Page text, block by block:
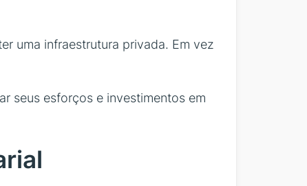
uma infraestrutura privada. Em vez
seus esforços e investimentos em